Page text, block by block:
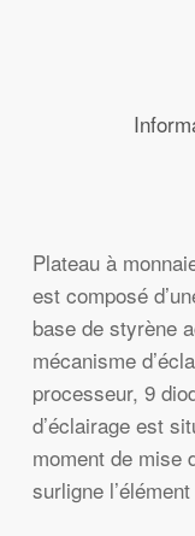
Plateau à
est composé
base de styrène
mécanisme
processeur, 9
d’éclairage est
moment de mise
surligne